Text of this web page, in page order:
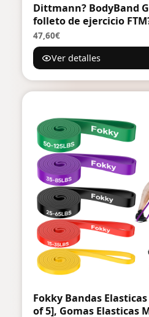
Dittmann? BodyBand
folleto de ejercicio
cortada del rollo en la
para entrenamiento
fisioterapia y estudios
metros
47,60€
Ver detalles
Fokky Bandas
of 5], Gomas Elasticas